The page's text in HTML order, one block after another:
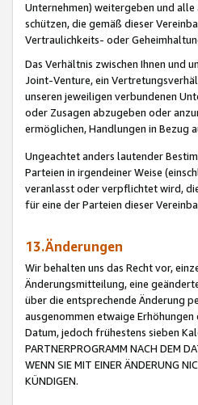
Unternehmen) weitergeben und
schützen, die gemäß dieser
Vertraulichkeits- oder
Das Verhältnis zwischen Ihnen und
Joint-Venture, ein
unseren jeweiligen verbundenen
oder Zusagen abzugeben oder
ermöglichen, Handlungen in Bezug
Ungeachtet anders lautender
Parteien in irgendeiner Weise
veranlasst oder verpflichtet wird,
für eine der Parteien dieser
13.Änderungen
Wir behalten uns das Recht vor,
Änderungsmitteilung, eine
über die entsprechende Änderung
ausgenommen etwaige
Datum, jedoch frühestens sieben
PARTNERPROGRAMM NACH DEM
WENN SIE MIT EINER ÄNDERUNG
KÜNDIGEN.